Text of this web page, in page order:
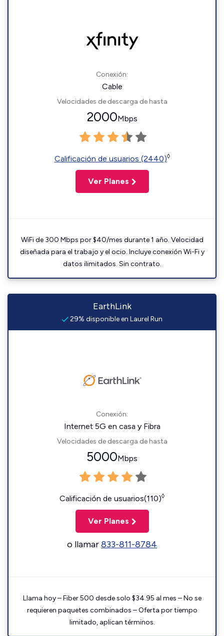
Conexión:
Cable
Velocidades de descarga de hasta
2000Mbps
Calificación de usuarios (2440)◊
Ver Planes
WiFi de 300 Mbps por $40/mes durante 1 año. Velocidad
diseñada para el trabajo y el ocio. Incluye conexión Wi-Fi y
datos ilimitados. Sin contrato.
EarthLink
29% disponible en Laurel Run
Conexión:
Internet 5G en casa y Fibra
Velocidades de descarga de hasta
5000Mbps
Calificación de usuarios(110)◊
Ver Planes
o llamar833-811-8784
Llama hoy – Fiber 500 desde solo $34.95 al mes – No se
requieren paquetes combinados – Oferta por tiempo
limitado, aplican términos.